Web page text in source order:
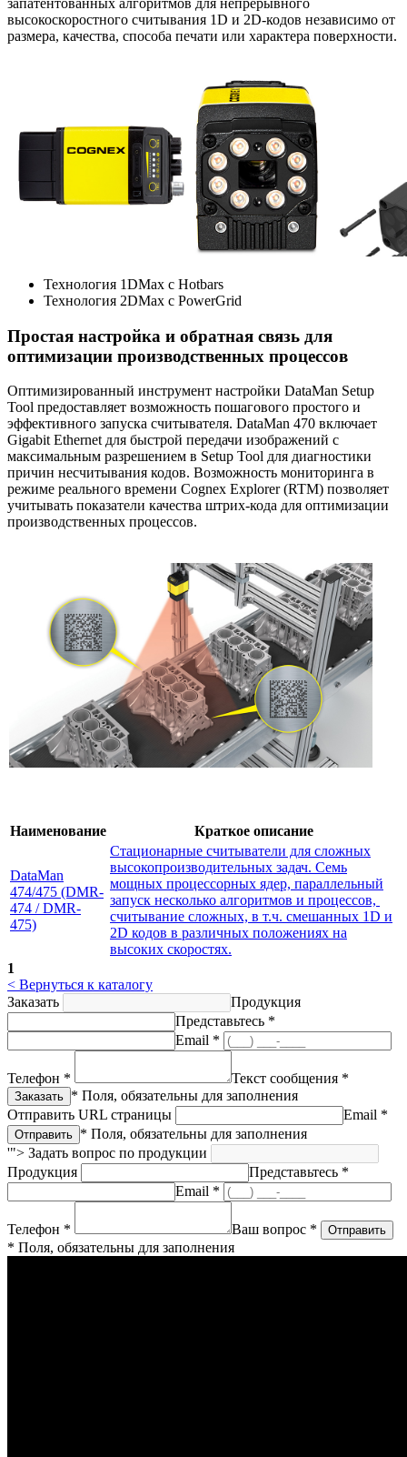
высокоскоростного считывания 1D и 2D-кодов независимо от
размера, качества, способа печати или характера поверхности.
Технология 1DMax с Hotbars
Технология 2DMax с PowerGrid
Простая настройка и обратная связь для
оптимизации производственных процессов
Оптимизированный инструмент настройки DataMan Setup
Tool предоставляет возможность пошагового простого и
эффективного запуска считывателя. DataMan 470 включает
Gigabit Ethernet для быстрой передачи изображений с
максимальным разрешением в Setup Tool для диагностики
причин несчитывания кодов. Возможность мониторинга в
режиме реального времени Cognex Explorer (RTM) позволяет
учитывать показатели качества штрих-кода для оптимизации
производственных процессов.
Наименование Краткое описание
DataMan
474/475 (DMR-
474 / DMR-
475)
Стационарные считыватели для сложных
высокопроизводительных задач. Семь
мощных процессорных ядер, параллельный
запуск несколько алгоритмов и процессов,
считывание сложных, в т.ч. смешанных 1D и
2D кодов в различных положениях на
высоких скоростях.
1
< Вернуться к каталогу
Заказать
Продукция
Представьтесь *
Email *
Телефон *
Текст сообщения *
* Поля, обязательны для заполнения
Отправить URL страницы
Email *
* Поля, обязательны для заполнения
'"> Задать вопрос по продукции
Продукция
Представьтесь *
Email *
Телефон *
Ваш вопрос *
* Поля, обязательны для заполнения